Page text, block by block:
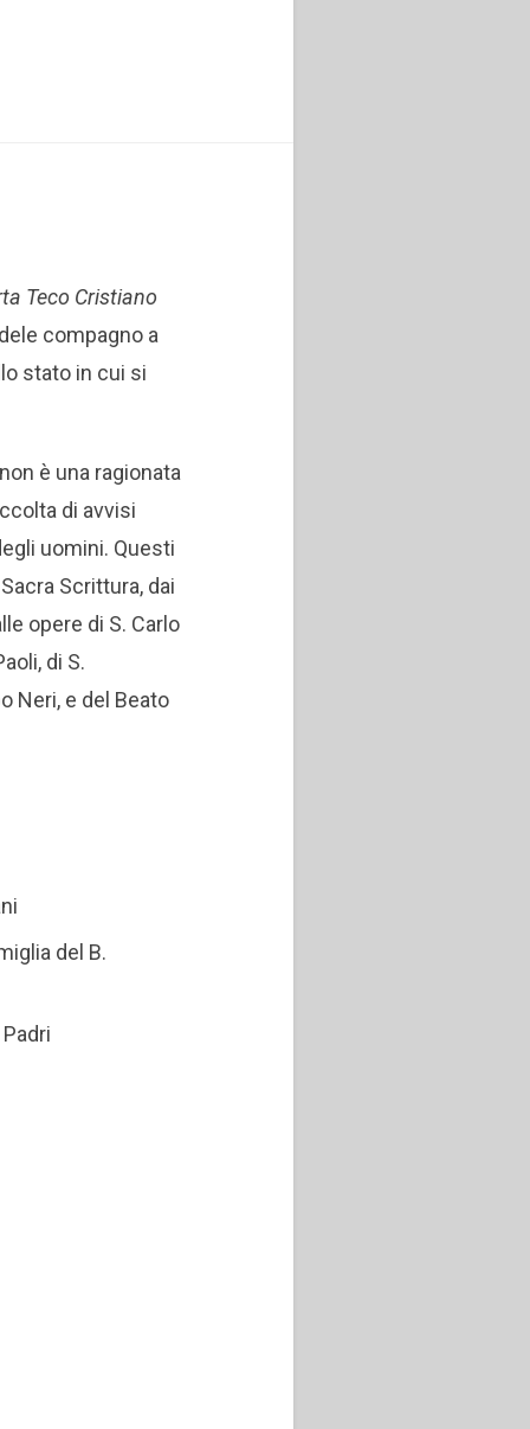
Teco Cristiano
compagno a
stato in cui si
è una ragionata
di avvisi
uomini. Questi
Scrittura, dai
opere di S. Carlo
di S.
Neri, e del Beato
del B.